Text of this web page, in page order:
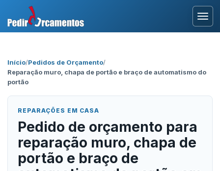
Início/Pedidos de Orçamento/
Reparação muro, chapa de portão e braço de automatismo do
portão
REPARAÇÕES EM CASA
Pedido de orçamento para
reparação muro, chapa de
portão e braço de
Área Profissional
Testemunhos